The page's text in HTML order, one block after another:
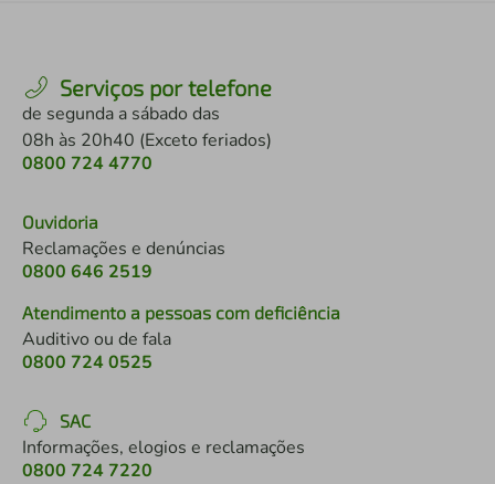
Serviços por telefone
de segunda a sábado das
08h às 20h40 (Exceto feriados)
0800 724 4770
Ouvidoria
Reclamações e denúncias
0800 646 2519
Atendimento a pessoas com deficiência
Auditivo ou de fala
0800 724 0525
SAC
Informações, elogios e reclamações
0800 724 7220